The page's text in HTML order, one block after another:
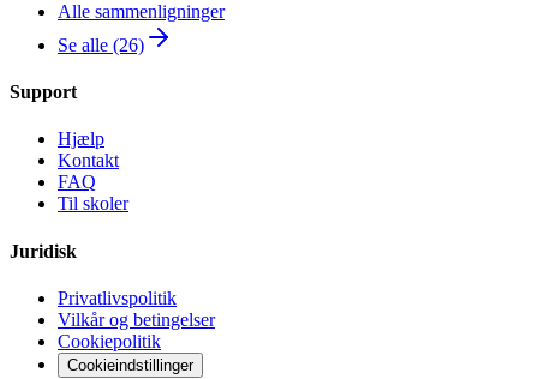
Alle sammenligninger
Se alle (26)
Support
Hjælp
Kontakt
FAQ
Til skoler
Juridisk
Privatlivspolitik
Vilkår og betingelser
Cookiepolitik
Cookieindstillinger